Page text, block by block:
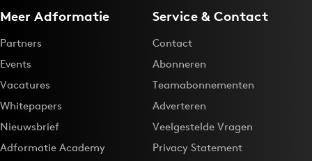
Meer Adformatie
Partners
Events
Vacatures
Whitepapers
Nieuwsbrief
Adformatie Academy
Service & Contact
Contact
Abonneren
Teamabonnementen
Adverteren
Veelgestelde Vragen
Privacy Statement